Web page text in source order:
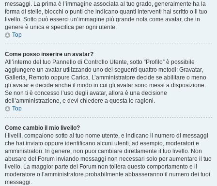
messaggi. La prima è l’immagine associata al tuo grado, generalmente ha la
forma di stelle, blocchi o punti che indicano quanti interventi hai scritto o il tuo
livello. Sotto può esserci un’immagine più grande nota come avatar, che in
genere è unica e specifica per ogni utente.
Top
Come posso inserire un avatar?
All’interno del tuo Pannello di Controllo Utente, sotto “Profilo” è possibile
aggiungere un avatar utilizzando uno dei seguenti quattro metodi: Gravatar,
Galleria, Remoto oppure Carica. L’amministratore decide se abilitare o meno
gli avatar e decide anche il modo in cui gli avatar sono messi a disposizione.
Se non ti è concesso l’uso degli avatar, allora è una decisione
dell’amministrazione, e devi chiedere a questa le ragioni.
Top
Come cambio il mio livello?
I livelli, compaiono sotto al tuo nome utente, e indicano il numero di messaggi
che hai inviato oppure identificano alcuni utenti, ad esempio, moderatori e
amministratori. In genere, non puoi cambiare direttamente il tuo livello. Non
abusare del Forum inviando messaggi non necessari solo per aumentare il tuo
livello. La maggior parte dei Forum non tollera questo comportamento e il
moderatore o l’amministratore probabilmente abbasseranno il numero dei tuoi
messaggi.